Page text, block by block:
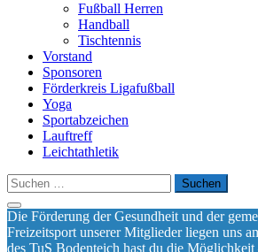
Fußball Herren
Handball
Tischtennis
Vorstand
Sponsoren
Förderkreis Ligafußball
Yoga
Sportabzeichen
Lauftreff
Leichtathletik
Suchen
nach:
Die Förderung der Gesundheit und der
Freizeitsport unserer Mitglieder liegen uns
des TuS Bodenteich hast du die